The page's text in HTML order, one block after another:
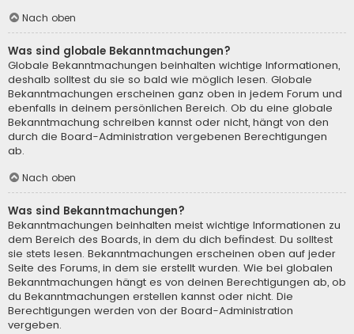
Nach oben
Was sind globale Bekanntmachungen?
Globale Bekanntmachungen beinhalten wichtige Informationen,
deshalb solltest du sie so bald wie möglich lesen. Globale
Bekanntmachungen erscheinen ganz oben in jedem Forum und
ebenfalls in deinem persönlichen Bereich. Ob du eine globale
Bekanntmachung schreiben kannst oder nicht, hängt von den
durch die Board-Administration vergebenen Berechtigungen
ab.
Nach oben
Was sind Bekanntmachungen?
Bekanntmachungen beinhalten meist wichtige Informationen zu
dem Bereich des Boards, in dem du dich befindest. Du solltest
sie stets lesen. Bekanntmachungen erscheinen oben auf jeder
Seite des Forums, in dem sie erstellt wurden. Wie bei globalen
Bekanntmachungen hängt es von deinen Berechtigungen ab, ob
du Bekanntmachungen erstellen kannst oder nicht. Die
Berechtigungen werden von der Board-Administration
vergeben.